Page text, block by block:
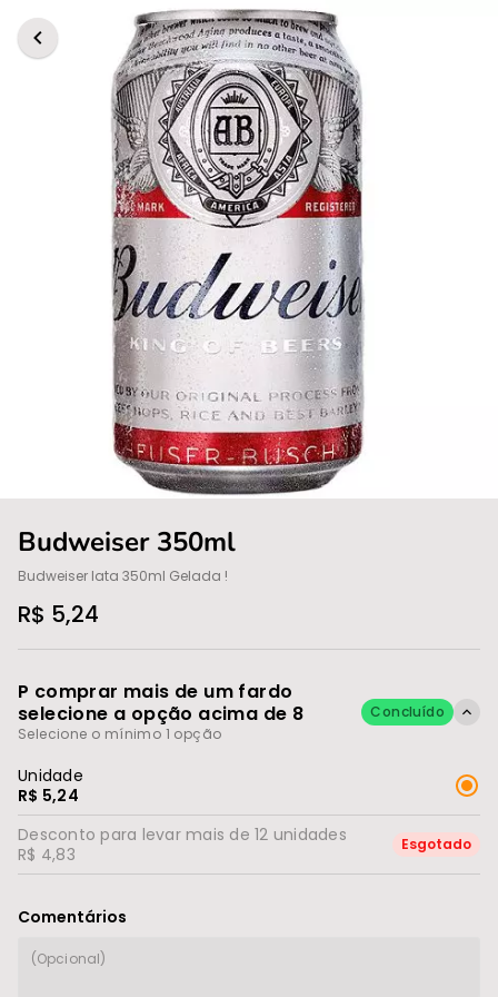
Budweiser 350ml
Budweiser lata 350ml Gelada !
R$ 5,24
P comprar mais de um fardo
selecione a opção acima de 8
Selecione o mínimo 1 opção
Concluído
Unidade
R$ 5,24
Desconto para levar mais de 12 unidades
R$ 4,83
Esgotado
Comentários